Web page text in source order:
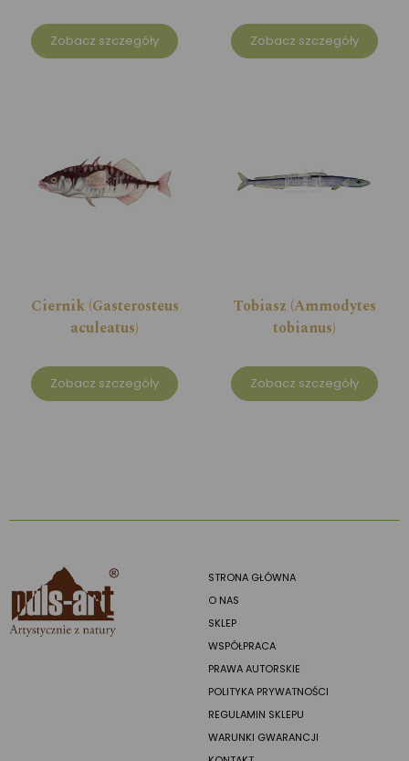
Zobacz szczegóły Zobacz szczegóły
Ciernik (Gasterosteus
aculeatus)
Zobacz szczegóły
Tobiasz (Ammodytes
tobianus)
Zobacz szczegóły
STRONA GŁÓWNA
O NAS
SKLEP
WSPÓŁPRACA
PRAWA AUTORSKIE
POLITYKA PRYWATNOŚCI
REGULAMIN SKLEPU
WARUNKI GWARANCJI